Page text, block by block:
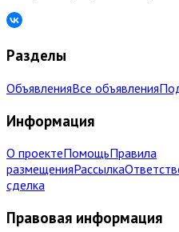
Разделы
ОбъявленияВсе объявления
Информация
О проектеПомощьПравила
размещенияРассылка
сделка
Правовая информация